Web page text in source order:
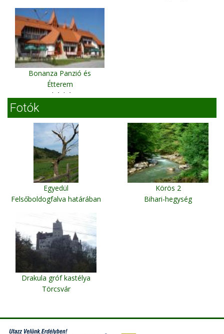
Bonanza Panzió és
Étterem
Andrásháza
Fotók
Egyedül
Felsőboldogfalva határában
Körös 2
Bihari-hegység
Drakula gróf kastélya
Törcsvár